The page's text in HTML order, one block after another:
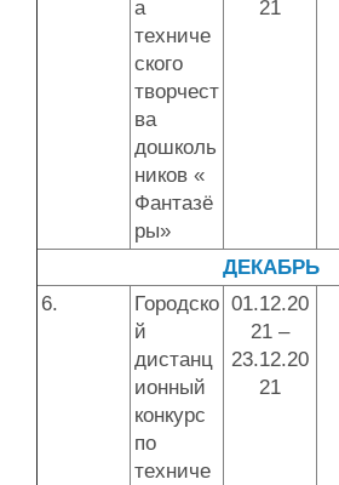
а
техниче
ского
творчест
ва
дошколь
ников «
Фантазё
ры»
21
ДЕКАБРЬ
6.
Городско
й
дистанц
ионный
конкурс
по
техниче
01.12.20
21 –
23.12.20
21